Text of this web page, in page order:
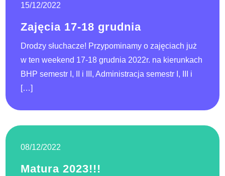
15/12/2022
Zajęcia 17-18 grudnia
Drodzy słuchacze! Przypominamy o zajęciach już
w ten weekend 17-18 grudnia 2022r. na kierunkach
BHP semestr I, II i III, Administracja semestr I, III i
[…]
08/12/2022
Matura 2023!!!